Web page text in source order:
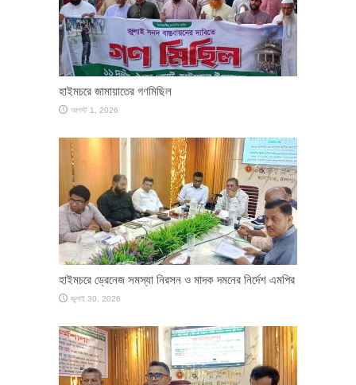
হাইমচরে জামায়াতের গণমিছিল
আগস্ট 1, 2026
হাইমচরে ড্রেনেজ সমস্যা নিরসন ও মাদক দমনের নির্দেশ এমপির
জুলাই 30, 2026